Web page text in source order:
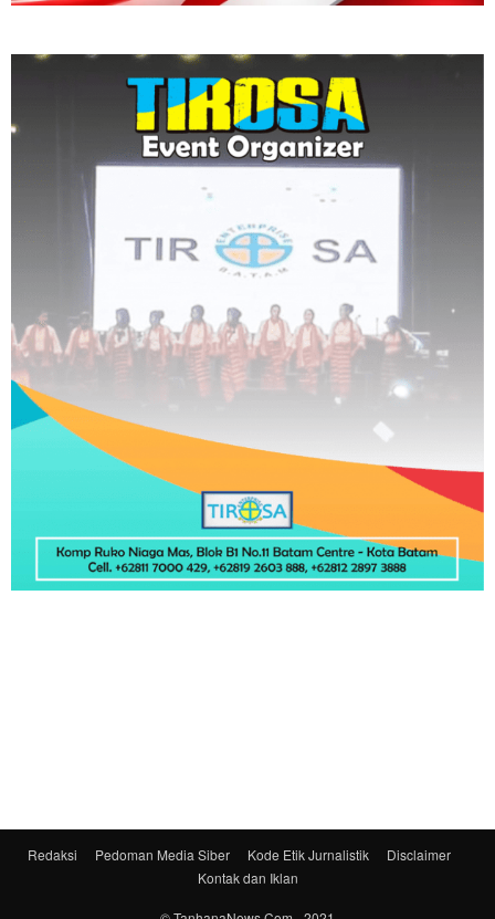
Redaksi Pedoman Media Siber Kode Etik Jurnalistik
Disclaimer
Kontak dan Iklan